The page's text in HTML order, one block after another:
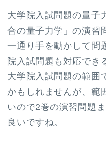
大学院入試問題の量子
合の量子力学」の演習
一通り手を動かして問
院入試問題も対応でき
大学院入試問題の範囲
かもしれませんが、範
いので2巻の演習問題
良いですね。